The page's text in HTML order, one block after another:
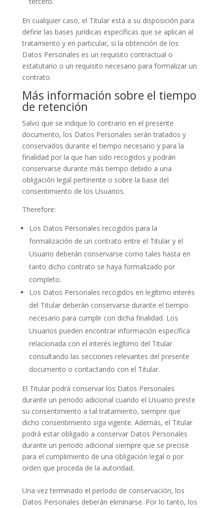
En cualquier caso, el Titular está a su disposición para
definir las bases jurídicas específicas que se aplican al
tratamiento y en particular, si la obtención de los
Datos Personales es un requisito contractual o
estatutario o un requisito necesario para formalizar un
contrato.
Más información sobre el tiempo
de retención
Salvo que se indique lo contrario en el presente
documento, los Datos Personales serán tratados y
conservados durante el tiempo necesario y para la
finalidad por la que han sido recogidos y podrán
conservarse durante más tiempo debido a una
obligación legal pertinente o sobre la base del
consentimiento de los Usuarios.
Therefore:
Los Datos Personales recogidos para la
formalización de un contrato entre el Titular y el
Usuario deberán conservarse como tales hasta en
tanto dicho contrato se haya formalizado por
completo.
Los Datos Personales recogidos en legítimo interés
del Titular deberán conservarse durante el tiempo
necesario para cumplir con dicha finalidad. Los
Usuarios pueden encontrar información específica
relacionada con el interés legítimo del Titular
consultando las secciones relevantes del presente
documento o contactando con el Titular.
El Titular podrá conservar los Datos Personales
durante un periodo adicional cuando el Usuario preste
su consentimiento a tal tratamiento, siempre que
dicho consentimiento siga vigente. Además, el Titular
podrá estar obligado a conservar Datos Personales
durante un periodo adicional siempre que se precise
para el cumplimiento de una obligación legal o por
orden que proceda de la autoridad.
Una vez terminado el período de conservación, los
Datos Personales deberán eliminarse. Por lo tanto, los